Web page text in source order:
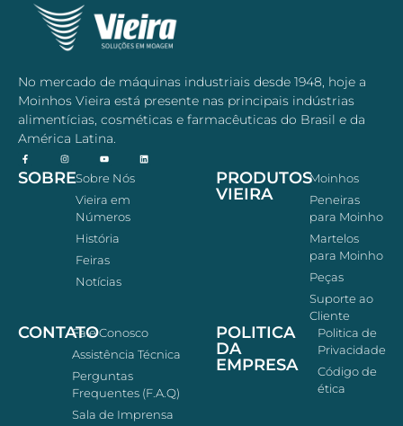
No mercado de máquinas industriais desde 1948, hoje a
Moinhos Vieira está presente nas principais indústrias
alimentícias, cosméticas e farmacêuticas do Brasil e da
América Latina.
SOBRESobre Nós
Vieira em
Números
História
Feiras
Notícias
PRODUTOS
VIEIRA
Moinhos
Peneiras
para Moinho
Martelos
para Moinho
Peças
Suporte ao
Cliente
CONTATOFale Conosco
Assistência Técnica
Perguntas
Frequentes (F.A.Q)
Sala de Imprensa
POLITICA
DA
EMPRESA
Politica de
Privacidade
Código de
ética